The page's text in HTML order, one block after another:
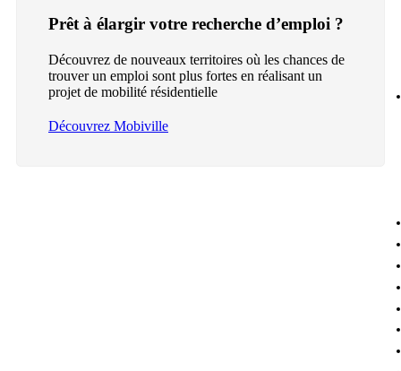
Prêt à élargir votre recherche d’emploi ?
Découvrez de nouveaux territoires où les chances de
trouver un emploi sont plus fortes en réalisant un
projet de mobilité résidentielle
Découvrez Mobiville